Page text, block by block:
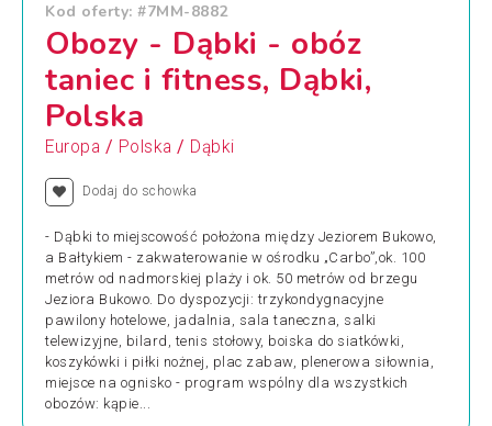
Kod oferty: #7MM-8882
Obozy - Dąbki - obóz
taniec i fitness, Dąbki,
Polska
Europa / Polska / Dąbki
Dodaj do schowka
- Dąbki to miejscowość położona między Jeziorem Bukowo,
a Bałtykiem - zakwaterowanie w ośrodku „Carbo”,ok. 100
metrów od nadmorskiej plaży i ok. 50 metrów od brzegu
Jeziora Bukowo. Do dyspozycji: trzykondygna­cyjne
pawilony hotelowe, jadalnia, sala taneczna, salki
telewizyjne, bilard, tenis stołowy, boiska do siatkówki,
koszykówki i piłki nożnej, plac zabaw, plenerowa siłownia,
miejsce na ognisko - program wspólny dla wszystkich
obozów: kąpie...